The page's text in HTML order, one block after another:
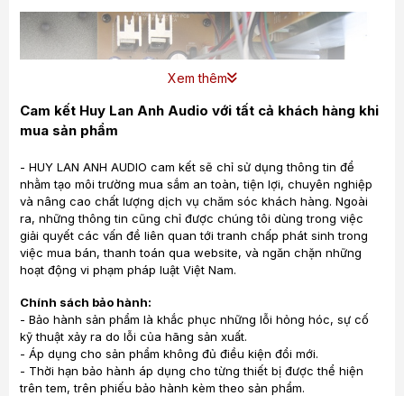
✓ Amply karaoke jarguar PA506N là amply 4 kênh với 4
đường ra loa tương đương với việc có thể kéo 4 loa karaoke
cùng một lúc, Có thể phối ghép được bất kỳ dòng loa
karaoke trên thị trường hiện nay với công suất nhỏ hơn hoặc
tương đương để có chất tiếng căng và hay nhất.
✓ Hiệu chỉnh đơn giản với các núm vặn được thiết kế tinh xảo
và đẹp mắt. Với hai tầng micro chỉnh riêng biệt. Hai tầng chỉnh
Xem thêm
Cam kết Huy Lan Anh Audio với tất cả khách hàng khi
mua sản phẩm
- HUY LAN ANH AUDIO cam kết sẽ chỉ sử dụng thông tin để
nhằm tạo môi trường mua sắm an toàn, tiện lợi, chuyên nghiệp
và nâng cao chất lượng dịch vụ chăm sóc khách hàng. Ngoài
ra, những thông tin cũng chỉ được chúng tôi dùng trong việc
giải quyết các vấn đề liên quan tới tranh chấp phát sinh trong
việc mua bán, thanh toán qua website, và ngăn chặn những
hoạt động vi phạm pháp luật Việt Nam.
Chính sách bảo hành:
- Bảo hành sản phẩm là khắc phục những lỗi hỏng hóc, sự cố
kỹ thuật xảy ra do lỗi của hãng sản xuất.
- Áp dụng cho sản phẩm không đủ điều kiện đổi mới.
- Thời hạn bảo hành áp dụng cho từng thiết bị được thể hiện
trên tem, trên phiếu bảo hành kèm theo sản phẩm.